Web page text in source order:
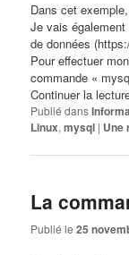
Dans cet
Je vais
de données (
Pour effectuer
commande «
Continuer la
Publié dans
Linux,mysql | Une
La
Publié le25